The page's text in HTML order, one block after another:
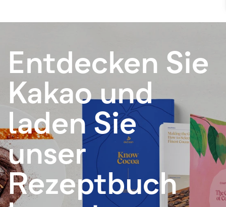
Entdecken Sie
Kakao und
laden Sie
unser
Rezeptbuch